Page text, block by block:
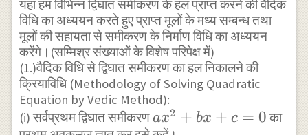
यहां हम विभिन्न द्विघात समीकरण के हल प्राप्त करने की वैदिक
विधि का अध्ययन करते हुए प्राप्त मूलों के मध्य सम्बन्ध तथा
मूलों की सहायता से समीकरण के निर्माण विधि का अध्ययन
करेंगे।(सम्मिश्र संख्याओं के विशेष परिपेक्ष में)
(1.)वैदिक विधि से द्विघात समीकरण का हल निकालने की
क्रियाविधि (Methodology of Solving Quadratic
Equation by Vedic Method):
(i) सर्वप्रथम द्विघात समीकरणa
ax2 + bx + c = 0 का